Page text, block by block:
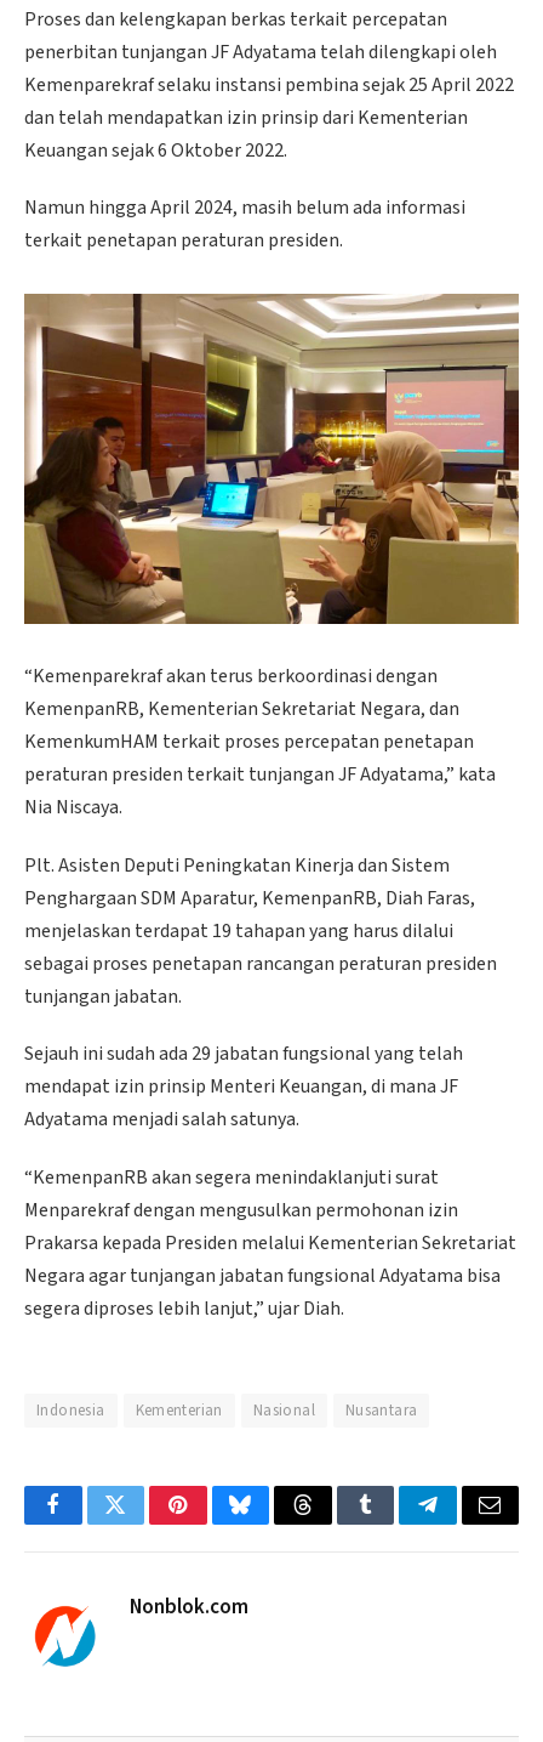
Proses dan kelengkapan berkas terkait percepatan
penerbitan tunjangan JF Adyatama telah dilengkapi oleh
Kemenparekraf selaku instansi pembina sejak 25 April 2022
dan telah mendapatkan izin prinsip dari Kementerian
Keuangan sejak 6 Oktober 2022.
Namun hingga April 2024, masih belum ada informasi
terkait penetapan peraturan presiden.
“Kemenparekraf akan terus berkoordinasi dengan
KemenpanRB, Kementerian Sekretariat Negara, dan
KemenkumHAM terkait proses percepatan penetapan
peraturan presiden terkait tunjangan JF Adyatama,” kata
Nia Niscaya.
Plt. Asisten Deputi Peningkatan Kinerja dan Sistem
Penghargaan SDM Aparatur, KemenpanRB, Diah Faras,
menjelaskan terdapat 19 tahapan yang harus dilalui
sebagai proses penetapan rancangan peraturan presiden
tunjangan jabatan.
Sejauh ini sudah ada 29 jabatan fungsional yang telah
mendapat izin prinsip Menteri Keuangan, di mana JF
Adyatama menjadi salah satunya.
“KemenpanRB akan segera menindaklanjuti surat
Menparekraf dengan mengusulkan permohonan izin
Prakarsa kepada Presiden melalui Kementerian Sekretariat
Negara agar tunjangan jabatan fungsional Adyatama bisa
segera diproses lebih lanjut,” ujar Diah.
Indonesia Kementerian Nasional Nusantara
FacebookTwitterPinterestBlueskyThreadsTumblrTelegramEmail
Nonblok.com